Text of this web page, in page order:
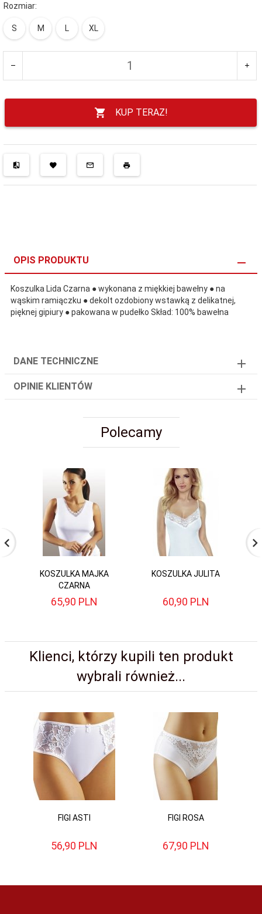
Rozmiar:
S M L XL
KUP TERAZ!
OPIS PRODUKTU
Koszulka Lida Czarna ● wykonana z miękkiej bawełny ● na
wąskim ramiączku ● dekolt ozdobiony wstawką z delikatnej,
pięknej gipiury ● pakowana w pudełko Skład: 100% bawełna
DANE TECHNICZNE
OPINIE KLIENTÓW
Polecamy
KOSZULKA MAJKA
CZARNA
65,90 PLN
KOSZULKA JULITA
60,90 PLN
Klienci, którzy kupili ten produkt
wybrali również...
FIGI ASTI
56,90 PLN
FIGI ROSA
67,90 PLN